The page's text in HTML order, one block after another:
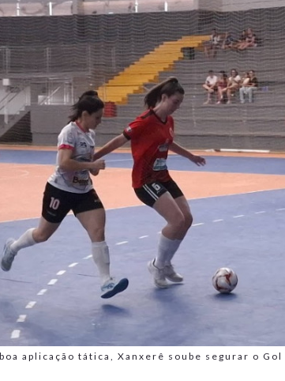
aplicação tática, Xanxerê soube segurar o